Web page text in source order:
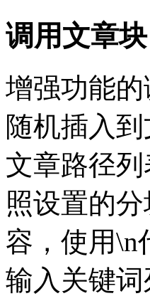
调用文章块
增强功能
随机插入
文章路径
照设置的
容，使用\n
输入关键